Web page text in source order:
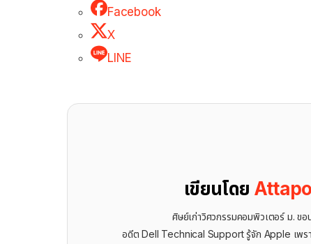
Facebook
X
LINE
เขียนโดย
ศิษย์เก่าวิศวกรรมคอมพิวเตอร์ ม.
อดีต Dell Technical Support รู้จัก ​Apple เพร